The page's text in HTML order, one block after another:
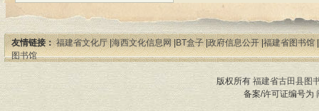
友情链接： 福建省文化厅|海西文化信息网|BT盒子|政府信息公开|福建省图书馆|
图书馆
版权所有 福建省古田县图
备案/许可证编号为